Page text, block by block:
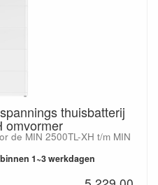
thuisbatterij
omvormer
de MIN 2500TL-XH t/m MIN
1~3 werkdagen